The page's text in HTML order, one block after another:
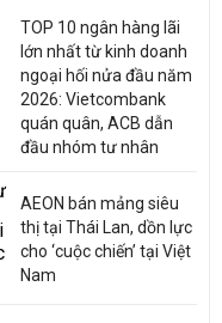
TOP 10 ngân hàng lãi
lớn nhất từ kinh doanh
ngoại hối nửa đầu năm
2026: Vietcombank
quán quân, ACB dẫn
đầu nhóm tư nhân
AEON bán mảng siêu
thị tại Thái Lan, dồn lực
cho ‘cuộc chiến’ tại Việt
Nam